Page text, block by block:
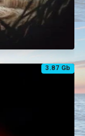
3.87 Gb